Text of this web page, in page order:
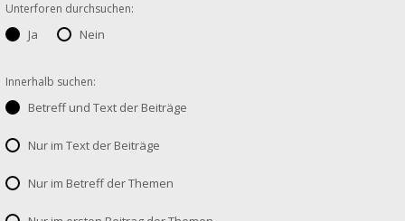
Unterforen durchsuchen:
Ja Nein
Innerhalb suchen:
Betreff und Text der Beiträge
Nur im Text der Beiträge
Nur im Betreff der Themen